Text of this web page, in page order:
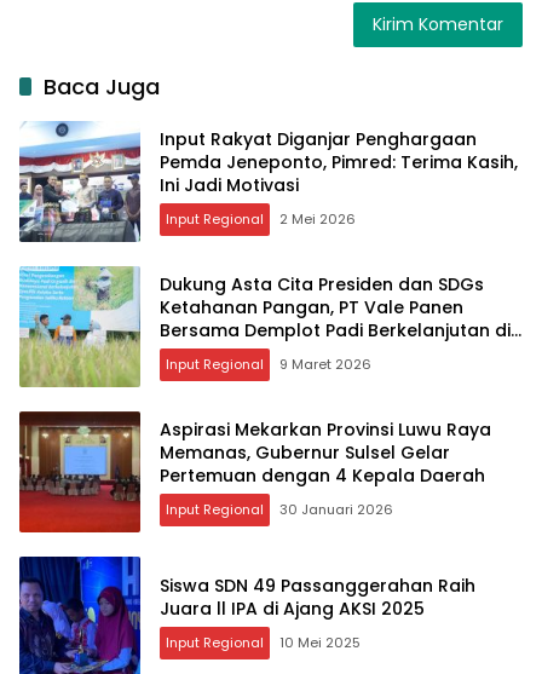
Baca Juga
Input Rakyat Diganjar Penghargaan
Pemda Jeneponto, Pimred: Terima Kasih,
Ini Jadi Motivasi
Input Regional 2 Mei 2026
Dukung Asta Cita Presiden dan SDGs
Ketahanan Pangan, PT Vale Panen
Bersama Demplot Padi Berkelanjutan di
Kolaka
Input Regional 9 Maret 2026
Aspirasi Mekarkan Provinsi Luwu Raya
Memanas, Gubernur Sulsel Gelar
Pertemuan dengan 4 Kepala Daerah
Input Regional 30 Januari 2026
Siswa SDN 49 Passanggerahan Raih
Juara ll IPA di Ajang AKSI 2025
Input Regional 10 Mei 2025